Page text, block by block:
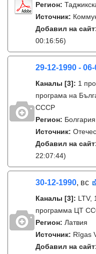
Регион:
Источник:
Добавил на
00:16:56)
29-12-1990 -
Каналы [3]: 1
програма на
СССР
Регион: Болгария
Источник:
Добавил на
22:07:44)
30-12-1990, вс
Каналы [3]: LTV,
программа ЦТ
Регион: Латвия
Источник: Rīgas
Добавил на